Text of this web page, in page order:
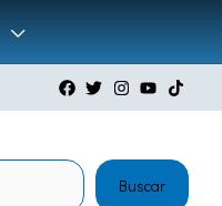
Buscar